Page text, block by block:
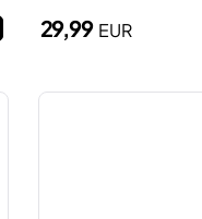
29,99 EUR